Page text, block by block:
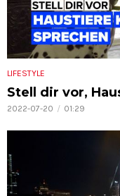
LIFESTYLE
Stell dir vor,
2022-07-20 01:29